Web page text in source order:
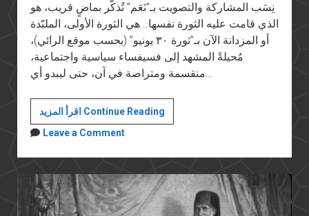
نِسَب المشاركة والتصويت بـ”نَعَم” تُذكّر بماضٍ قريب، هو
الذي قامت عليه الثورة نفسها.. هي الثورة الأولى، الملبّدة
أو المزدانة الآن بـ”ثورة ٣٠ يونيو” (بحسب موقع الرائي)،
مُحيلةً المشهد إلى فسيفساء سياسية واجتماعية،
منقسمة ومتراصة في آن، حتى ليبدو أي…
اقرأ المزيد Continue Readingخالد
فهمي
ذكرى
٢٥
يناير:
مأزق
Leave a Comment